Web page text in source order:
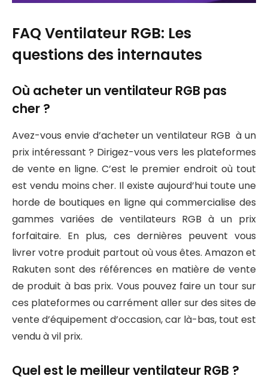
FAQ Ventilateur RGB: Les
questions des internautes
Où acheter un ventilateur RGB pas
cher ?
Avez-vous envie d’acheter un ventilateur RGB à un
prix intéressant ? Dirigez-vous vers les plateformes
de vente en ligne. C’est le premier endroit où tout
est vendu moins cher. Il existe aujourd’hui toute une
horde de boutiques en ligne qui commercialise des
gammes variées de ventilateurs RGB à un prix
forfaitaire. En plus, ces dernières peuvent vous
livrer votre produit partout où vous êtes. Amazon et
Rakuten sont des références en matière de vente
de produit à bas prix. Vous pouvez faire un tour sur
ces plateformes ou carrément aller sur des sites de
vente d’équipement d’occasion, car là-bas, tout est
vendu à vil prix.
Quel est le meilleur ventilateur RGB ?